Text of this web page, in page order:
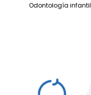
Odontología infantil